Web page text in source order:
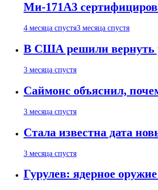
Ми-171А3
4 месяца спустя3 месяца спустя
В США решили вернуть
3 месяца спустя
Саймонс объяснил,
3 месяца спустя
Стала известна дата
3 месяца спустя
Гурулев: ядерное